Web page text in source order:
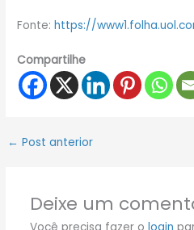
Fonte:https://
Compartilhe
← Post anterior
Deixe um